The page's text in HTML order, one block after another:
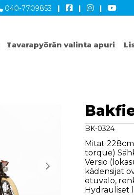
040-7709853 | | |
Tavarapyörän valinta apuri
BK-0324
Mitat 228cm
torque)
Versio
kädensijat
etuvalo,
Hydrauliset